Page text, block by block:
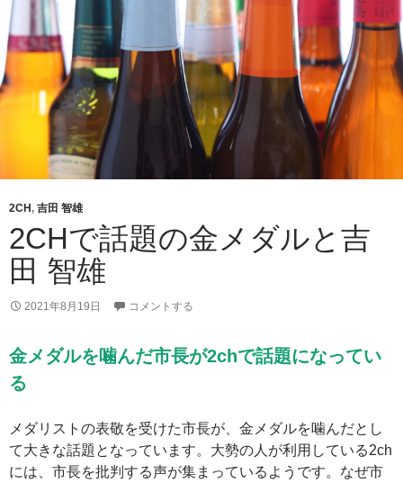
2CH, 吉田 智雄
2CHで話題の金メダルと吉
田 智雄
2021年8月19日 コメントする
金メダルを噛んだ市長が2chで話題になってい
る
メダリストの表敬を受けた市長が、金メダルを噛んだとし
て大きな話題となっています。大勢の人が利用している2ch
には、市長を批判する声が集まっているようです。なぜ市